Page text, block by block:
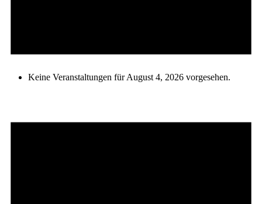
Keine Veranstaltungen für August 4, 2026 vorgesehen.